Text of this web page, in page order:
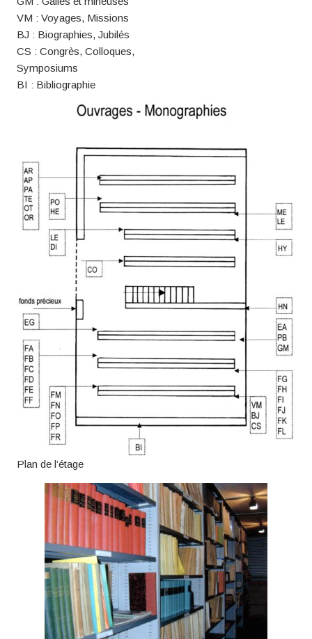
VM : Voyages, Missions
BJ : Biographies, Jubilés
CS : Congrès, Colloques,
Symposiums
BI : Bibliographie
Plan de l’étage